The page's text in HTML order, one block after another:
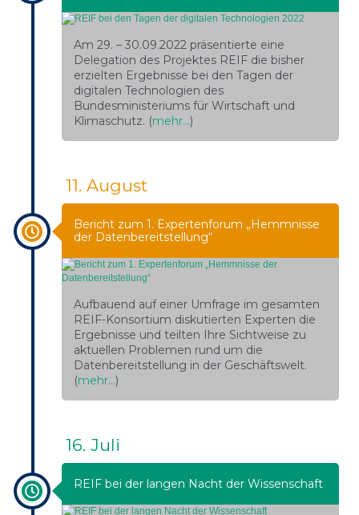
Am 29. – 30.09.2022 präsentierte eine
Delegation des Projektes REIF die bisher
erzielten Ergebnisse bei den Tagen der
digitalen Technologien des
Bundesministeriums für Wirtschaft und
Klimaschutz. (mehr…)
11. August
Bericht zum 1. Expertenforum „Hemmnisse
der Datenbereitstellung“
Aufbauend auf einer Umfrage im gesamten
REIF-Konsortium diskutierten Experten die
Ergebnisse und teilten Ihre Sichtweise zu
aktuellen Problemen rund um die
Datenbereitstellung in der Geschäftswelt.
(mehr…)
16. Juli
REIF bei der langen Nacht der Wissenschaft